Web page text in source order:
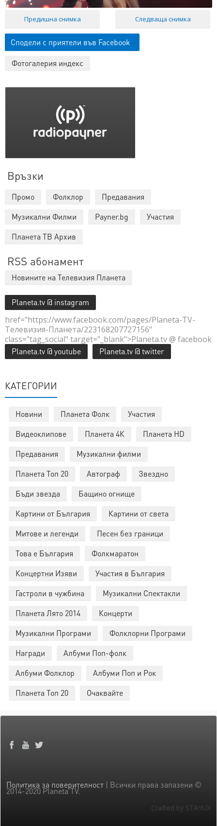
Предишна снимка Следваща снимка
Сподели с приятели във Facebook
Фотогалерия индекс
Връзки
Промо Фолклор
Предавания
Музикални Филми
Payner.bg
Участия
Планета ТВ Архив
RSS абонамент
Новините на Телевизия Планета
Planeta.tv @ instagram
href="https://www.facebook.com/pages/Planeta-TV-
Телевизия-Планета/223168207727156"
class="tag_social" target="_blank">Planeta.tv @ facebook
Planeta.tv @ youtube Planeta.tv @ twitter
КАТЕГОРИИ
Новини Планета Фолк
Участия
Видеоклипове
Планета 4К
Планета HD
Предавания
Музикални филми
Планета Топ 20
Автограф
Звездно
Бъди звезда
Бащино огнище
Картини от България
Картини от света
Митове и легенди
Песен без граници
Това е България
Фолкмаратон
Концертни Изяви
Участия в България
Гастроли в чужбина
Музикални Спектакли
Планета Лято 2014
Концерти
Музикални Програми
Фолклорни Програми
Награди
Албуми Поп-фолк
Албуми Фолклор
Албуми Поп и Рок
Планета Топ 20
Очаквайте
Политика за поверителност | Всички права запазени ©
2014-2020 Planeta TV.
Crafted by STAYUX